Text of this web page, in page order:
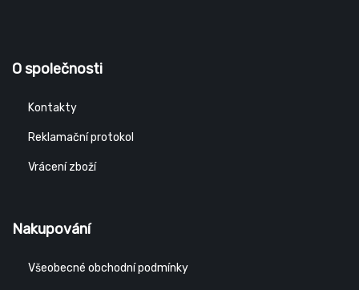
O společnosti
Kontakty
Reklamační protokol
Vrácení zboží
Nakupování
Všeobecné obchodní podmínky